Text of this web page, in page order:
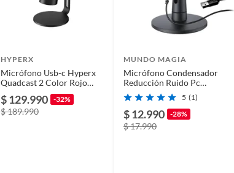
Microfono Gamer
HYPERX
Micrófono Usb-c Hyperx
Quadcast 2 Color Rojo
Para Streaming
$ 129.990 -32%
$ 189.990
MUNDO MAGIA
Micrófono Condensador
Reducción Ruido Pc
Gamer Con Rgb Luz Negro
5 (1)
$ 12.990 -28%
$ 17.990